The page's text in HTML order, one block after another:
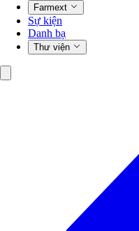
Farmext
Sự kiện
Danh bạ
Thư viện